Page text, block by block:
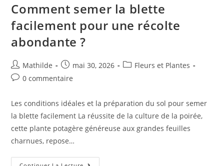
Comment semer la blette
facilement pour une récolte
abondante ?
Mathilde mai 30, 2026
Fleurs et Plantes
0 commentaire
Les conditions idéales et la préparation du sol pour semer
la blette facilement La réussite de la culture de la poirée,
cette plante potagère généreuse aux grandes feuilles
charnues, repose…